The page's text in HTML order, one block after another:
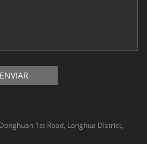
ENVIAR
1st Road, Longhua District,